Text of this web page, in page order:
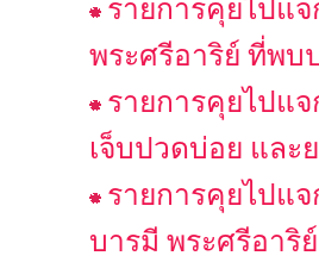
รายการคุยไปแ
พระศรีอาริย์ ที่พ
รายการคุยไปแจ
เจ็บปวดบ่อย และ
รายการคุยไปแ
บารมี พระศรีอา